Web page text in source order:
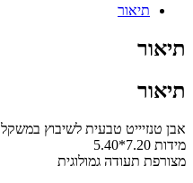
תיאור
תיאור
תיאור
אבן טנזיייט טבעית לשיבוץ במשקל 1.25 קראט
מידות 7.20*5.40
מצורפת תעודה גמולוגית